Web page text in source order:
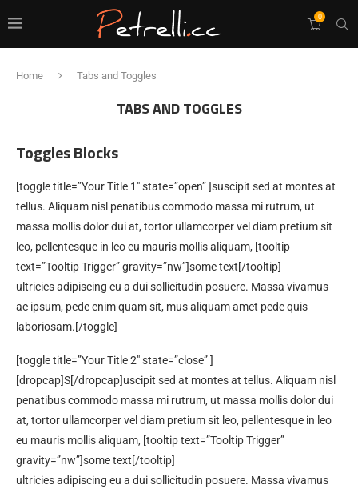
0
Home Tabs and Toggles
TABS AND TOGGLES
Toggles Blocks
[toggle title=”Your Title 1″ state=”open” ]suscipit sed at montes at
tellus. Aliquam nisl penatibus commodo massa mi rutrum, ut
massa mollis dolor dui at, tortor ullamcorper vel diam pretium sit
leo, pellentesque in leo eu mauris mollis aliquam, [tooltip
text=”Tooltip Trigger” gravity=”nw”]some text[/tooltip]
ultricies adipiscing eu a dui sollicitudin posuere. Massa vivamus
ac ipsum, pede enim quam sit, mus aliquam amet pede quis
laboriosam.[/toggle]
[toggle title=”Your Title 2″ state=”close” ]
[dropcap]S[/dropcap]uscipit sed at montes at tellus. Aliquam nisl
penatibus commodo massa mi rutrum, ut massa mollis dolor dui
at, tortor ullamcorper vel diam pretium sit leo, pellentesque in leo
eu mauris mollis aliquam, [tooltip text=”Tooltip Trigger”
gravity=”nw”]some text[/tooltip]
ultricies adipiscing eu a dui sollicitudin posuere. Massa vivamus